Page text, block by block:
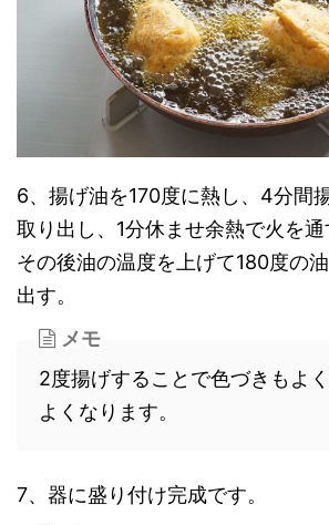
6、揚げ油を170度に熱し、4分間揚
取り出し、1分休ませ余熱で火を通
その後油の温度を上げて180度の
出す。
メモ
2度揚げすることで色づきもよ
よくなります。
7、器に盛り付け完成です。